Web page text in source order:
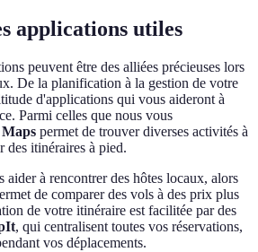
applications utiles
peuvent être des alliées précieuses lors
De la planification à la gestion de votre
d'applications qui vous aideront à
Parmi celles que nous vous
Maps permet de trouver diverses activités à
itinéraires à pied.
aider à rencontrer des hôtes locaux, alors
de comparer des vols à des prix plus
de votre itinéraire est facilitée par des
, qui centralisent toutes vos réservations,
vos déplacements.